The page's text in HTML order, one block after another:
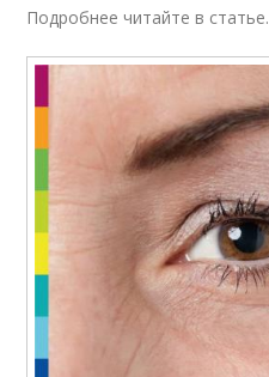
Подробнее читайте в статье.